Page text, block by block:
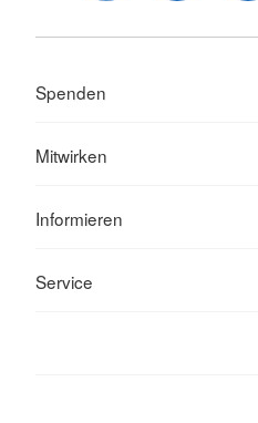
Spenden
Mitwirken
Informieren
Service